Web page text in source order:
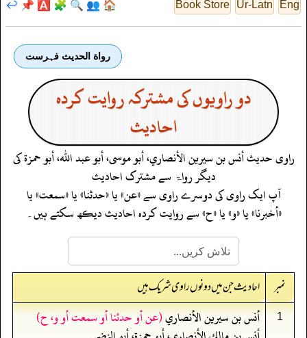
Eng
Ur-Latn
Book Store
🏠
👥
🔍
🧩
🅰️
📌
↩️
رواة الحديث فہرست
دو راویوں کی مشترکہ روایت کردہ
احادیث
راوی حدیثأنس بن سيرين الأنصاري، أبو موسى، أبو عبد الله، أبو حمزةکی
دیگر رواۃ سے مشترک احادیث
آپ ایک راوی کی دوسرے راوی سے «عن» یا «حدثنا» یا «سمعت» یا
«أخبرنا» یا «و» یا «ح» سے روایت کردہ احادیث دیکھ سکتے ہیں۔
نمبر احادیث جن میں دونوں راوی شریک ہیں
1 أنس بن سيرين الأنصاري(عن أو حدثنا أو سمعت أو و، ح)